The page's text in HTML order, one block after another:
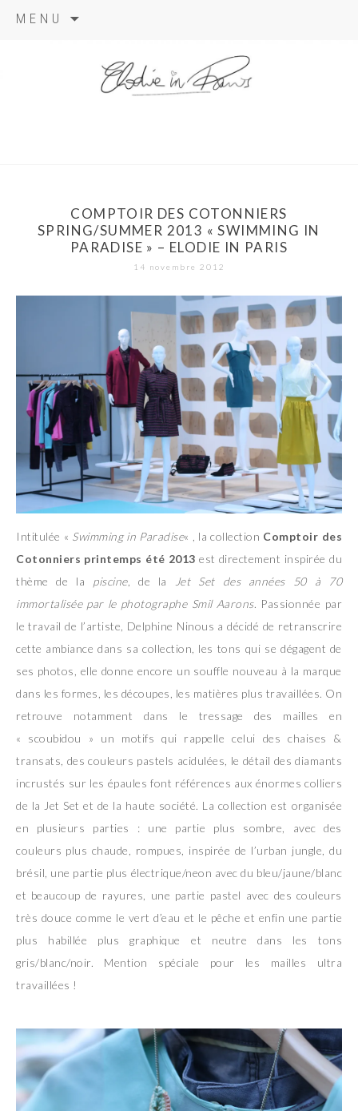
MENU
COMPTOIR DES COTONNIERS
SPRING/SUMMER 2013 « SWIMMING IN
PARADISE » – ELODIE IN PARIS
14 novembre 2012
Intitulée « Swimming in Paradise« , la collection Comptoir des
Cotonniers printemps été 2013 est directement inspirée du
thème de la piscine, de la
Jet Set des années 50 à 70
immortalisée par le photographe Smil Aarons. Passionnée par
le travail de l’artiste, Delphine Ninous a décidé de retranscrire
cette ambiance dans sa collection, les tons qui se dégagent de
ses photos, elle donne encore un souffle nouveau à la marque
dans les formes, les découpes, les matières plus travaillées. On
retrouve notamment dans le tressage des mailles en
« scoubidou » un motifs qui rappelle celui des chaises &
transats, des couleurs pastels acidulées, le détail des diamants
incrustés sur les épaules font références aux énormes colliers
de la Jet Set et de la haute société. La collection est organisée
en plusieurs parties : une partie plus sombre, avec des
couleurs plus chaude, rompues, inspirée de l’urban jungle, du
brésil, une partie plus électrique/neon avec du bleu/jaune/blanc
et beaucoup de rayures, une partie pastel avec des couleurs
très douce comme le vert d’eau et le pêche et enfin une partie
plus habillée plus graphique et neutre dans les tons
gris/blanc/noir. Mention spéciale pour les mailles ultra
travaillées !